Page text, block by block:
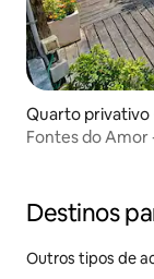
Quarto privativo
Fontes do Amor
Destinos
Outros tipos de